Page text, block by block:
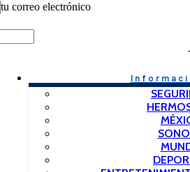
tu correo electrónico